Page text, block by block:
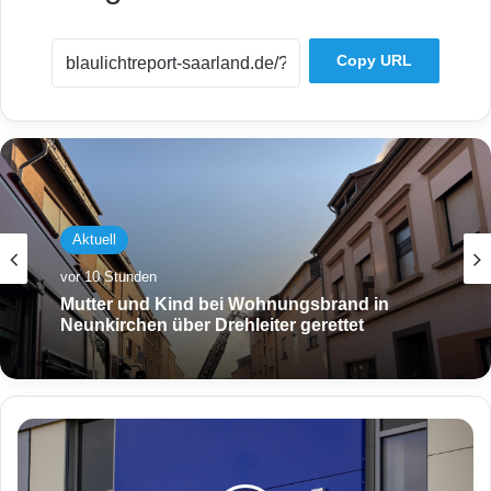
Copy URL
Aktuell
vor 10 Stunden
Mutter und Kind bei Wohnungsbrand in
Neunkirchen über Drehleiter gerettet
B